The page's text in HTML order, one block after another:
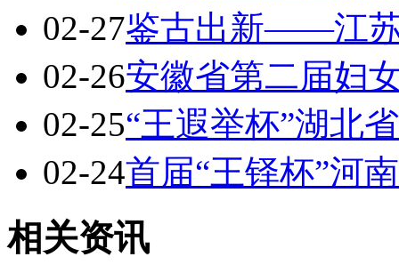
02-27鉴古出新——江
02-26安徽省第二届妇
02-25“王遐举杯”湖北
02-24首届“王铎杯”河
相关资讯